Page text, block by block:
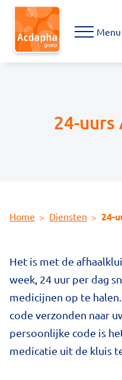
Menu
Home Diensten 24-
24-
Het is met de
week, 24 uur per dag
medicijnen op te
code verzonden naar
persoonlijke code is
medicatie uit de kluis